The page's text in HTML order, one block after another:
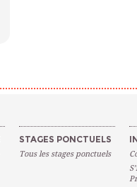
STAGES PONCTUELS
Tous les stages ponctuels